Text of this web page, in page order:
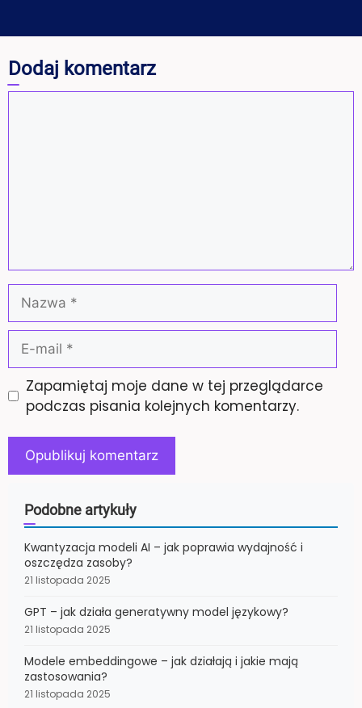
Dodaj komentarz
Nazwa
mail
Zapamiętaj moje dane w tej przeglądarce
podczas pisania kolejnych komentarzy.
Podobne artykuły
Kwantyzacja modeli AI – jak poprawia wydajność i
oszczędza zasoby?
21 listopada 2025
GPT – jak działa generatywny model językowy?
21 listopada 2025
Modele embeddingowe – jak działają i jakie mają
zastosowania?
21 listopada 2025